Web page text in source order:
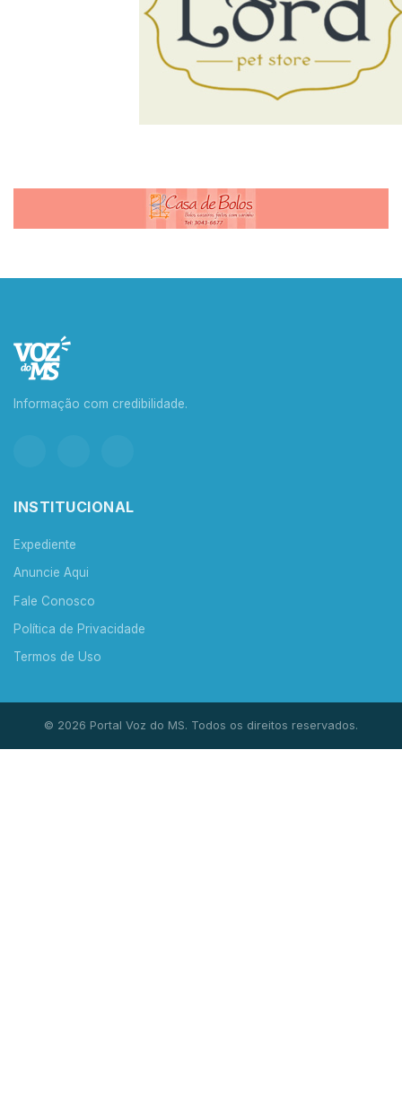
Informação com credibilidade.
INSTITUCIONAL
Expediente
Anuncie Aqui
Fale Conosco
Política de Privacidade
Termos de Uso
© 2026 Portal Voz do MS. Todos os direitos reservados.